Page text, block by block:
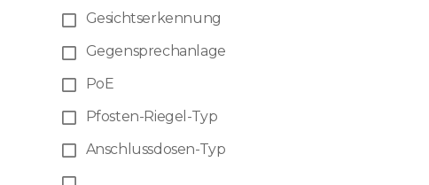
Gesichtserkennung
Gegensprechanlage
PoE
Pfosten-Riegel-Typ
Anschlussdosen-Typ